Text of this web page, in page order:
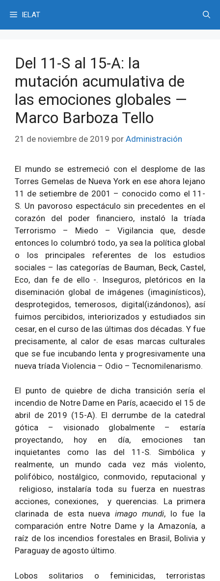
contenido
IELAT
Del 11-S al 15-A: la
mutación acumulativa de
las emociones globales —
Marco Barboza Tello
21 de noviembre de 2019 por Administración
El mundo se estremeció con el desplome de las
Torres Gemelas de Nueva York en ese ahora lejano
11 de setiembre de 2001 – conocido como el 11-
S. Un pavoroso espectáculo sin precedentes en el
corazón del poder financiero, instaló la tríada
Terrorismo – Miedo – Vigilancia que, desde
entonces lo columbró todo, ya sea la política global
o los principales referentes de los estudios
sociales – las categorías de Bauman, Beck, Castel,
Eco, dan fe de ello -. Inseguros, pletóricos en la
diseminación global de imágenes (imaginísticos),
desprotegidos, temerosos, digital(izándonos), así
fuimos percibidos, interiorizados y estudiados sin
cesar, en el curso de las últimas dos décadas. Y fue
precisamente, al calor de esas marcas culturales
que se fue incubando lenta y progresivamente una
nueva tríada Violencia – Odio – Tecnomilenarismo.
El punto de quiebre de dicha transición sería el
incendio de Notre Dame en París, acaecido el 15 de
abril de 2019 (15-A). El derrumbe de la catedral
gótica – visionado globalmente – estaría
proyectando, hoy en día, emociones tan
inquietantes como las del 11-S. Simbólica y
realmente, un mundo cada vez más violento,
polifóbico, nostálgico, conmovido, reputacional y
religioso, instalaría toda su fuerza en nuestras
acciones, conexiones, y querencias. La primera
clarinada de esta nueva imago mundi, lo fue la
comparación entre Notre Dame y la Amazonía, a
raíz de los incendios forestales en Brasil, Bolivia y
Paraguay de agosto último.
Lobos solitarios o feminicidas, terroristas